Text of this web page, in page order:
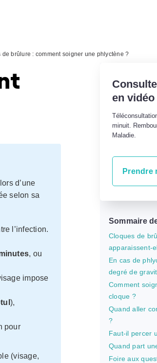
de brûlure : comment soigner une phlyctène ?
d’une
selon sa
l’infection.
, ou
impose
),
pour
(visage,
en vidéo
minuit.
Maladie.
Prendre
Sommaire
Cloques de
apparaissent-
En cas de
degré de
Comment
cloque ?
Quand aller
?
Faut-il percer
Quand part
Foire aux